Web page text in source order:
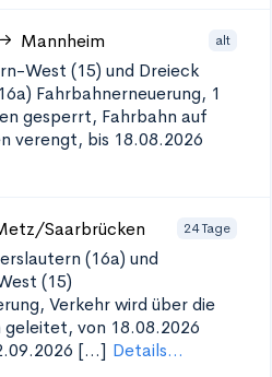
Mannheim alt
West (15) und Dreieck
Fahrbahnerneuerung, 1
gesperrt, Fahrbahn auf
verengt, bis 18.08.2026
Saarbrücken 24 Tage
(16a) und
(15)
Verkehr wird über die
von 18.08.2026
[...] Details...